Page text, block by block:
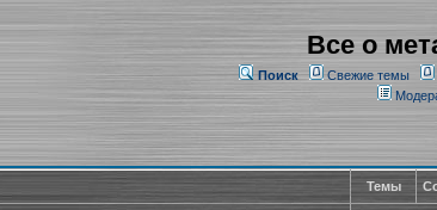
Все о
Поиск Свежие темы
Темы